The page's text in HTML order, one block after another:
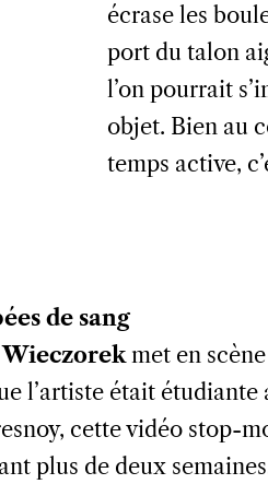
écrase les
port du talon
l’on pourrait
objet. Bien au
temps active,
de sang
Wieczorekmet en
l’artiste était étudiante
cette vidéo stop-
plus de deux